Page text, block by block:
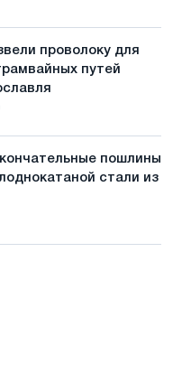
проволоку для
путей
пошлины
стали из